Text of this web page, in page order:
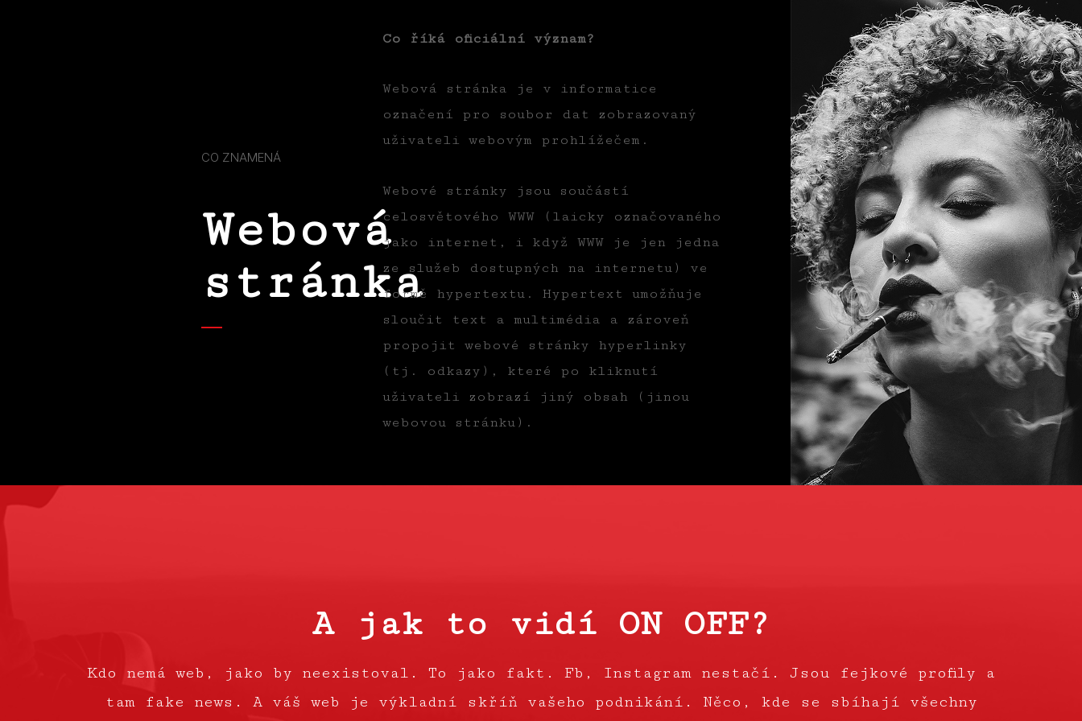
CO ZNAMENÁ
Webová
stránka
Co říká oficiální význam?
Webová stránka je v informatice
označení pro soubor dat zobrazovaný
uživateli webovým prohlížečem.
Webové stránky jsou součástí
celosvětového WWW (laicky označovaného
jako internet, i když WWW je jen jedna
ze služeb dostupných na internetu) ve
formě hypertextu. Hypertext umožňuje
sloučit text a multimédia a zároveň
propojit webové stránky hyperlinky
(tj. odkazy), které po kliknutí
uživateli zobrazí jiný obsah (jinou
webovou stránku).
A jak to vidí ON OFF?
Kdo nemá web, jako by neexistoval. To jako fakt. Fb, Instagram nestačí. Jsou fejkové profily a
tam fake news. A váš web je výkladní skříň vašeho podnikání. Něco, kde se sbíhají všechny